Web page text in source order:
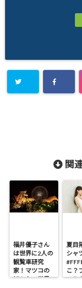
関
福井優子さん
は世界に2人の
観覧車研究
家！マツコの
知らない世界
夏目
シャ
こ？
ール